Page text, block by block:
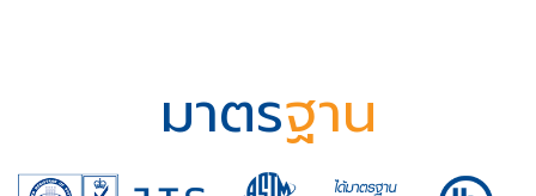
มิคโค๊ตติ้ง
มาตรฐาน